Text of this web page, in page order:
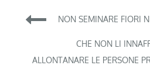
articoli
NON SEMINARE FIORI
CHE NON LI
ALLONTANARE LE PERSONE